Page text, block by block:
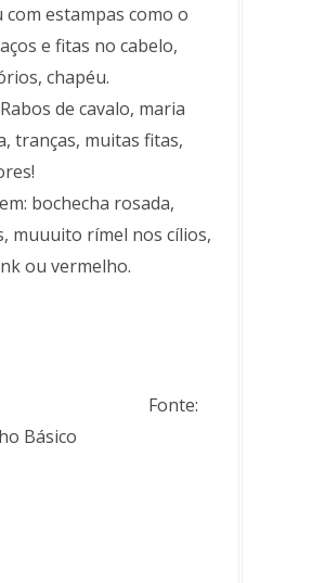
estampas como o
e fitas no cabelo,
chapéu.
de cavalo, maria
tranças, muitas fitas,
bochecha rosada,
muuuito rímel nos cílios,
ou vermelho.
Fonte:
Básico